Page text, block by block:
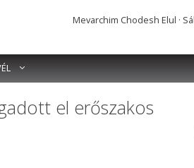
Mevarchim Chodesh Elul ·
el erőszakos